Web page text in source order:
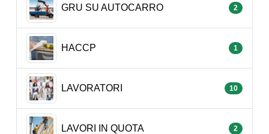
GRU SU AUTOCARRO 2
HACCP 1
LAVORATORI 10
LAVORI IN QUOTA 2